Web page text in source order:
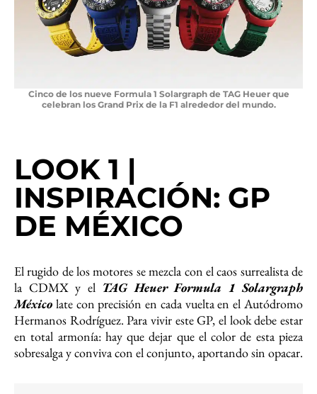
Cinco de los nueve Formula 1 Solargraph de TAG Heuer que
celebran los Grand Prix de la F1 alrededor del mundo.
LOOK 1 |
INSPIRACIÓN: GP
DE MÉXICO
El rugido de los motores se mezcla con el caos surrealista de
la CDMX y el TAG Heuer Formula 1 Solargraph
México late con precisión en cada vuelta en el Autódromo
Hermanos Rodríguez. Para vivir este GP, el look debe estar
en total armonía: hay que dejar que el color de esta pieza
sobresalga y conviva con el conjunto, aportando sin opacar.